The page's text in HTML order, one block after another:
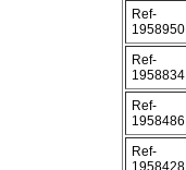
Ref-
1958950
Ref-
1958834
Ref-
1958486
Ref-
1958428